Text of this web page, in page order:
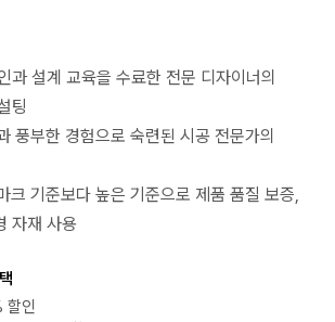
과 설계 교육을 수료한 전문 디자이너의
팅
풍부한 경험으로 숙련된 시공 전문가의
크 기준보다 높은 기준으로 제품 품질 보증,
자재 사용
할인